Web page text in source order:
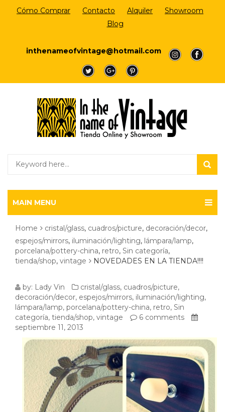
Cómo Comprar Contacto Alquiler
Showroom
Blog
inthenameofvintage@hotmail.com
a
a
a
a a
MAIN MENU
Home cristal/glass, cuadros/picture, decoración/decor,
espejos/mirrors, iluminación/lighting, lámpara/lamp,
porcelana/pottery-china, retro, Sin categoría,
tienda/shop, vintage NOVEDADES EN LA TIENDA!!!!
NOVEDADES
EN
LA
TIENDA!!!!
by: Lady Vin cristal/glass, cuadros/picture,
decoración/decor, espejos/mirrors, iluminación/lighting,
lámpara/lamp, porcelana/pottery-china, retro, Sin
categoría, tienda/shop, vintage
6 comments
septiembre 11, 2013